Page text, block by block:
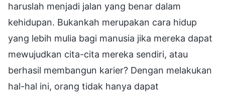
haruslah menjadi jalan yang benar dalam
kehidupan. Bukankah merupakan cara hidup
yang lebih mulia bagi manusia jika mereka dapat
mewujudkan cita-cita mereka sendiri, atau
berhasil membangun karier? Dengan melakukan
hal-hal ini, orang tidak hanya dapat